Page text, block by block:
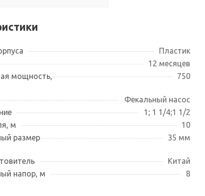
Пластик
12 месяцев
мощность,
750
Фекальный насос
1; 1 1/4;1 1/2
м
10
размер
35 мм
Китай
напор, м
8